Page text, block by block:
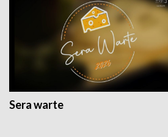
Sera warte